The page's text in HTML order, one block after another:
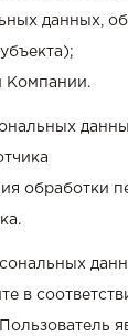
данных,
Компании.
обработки
в